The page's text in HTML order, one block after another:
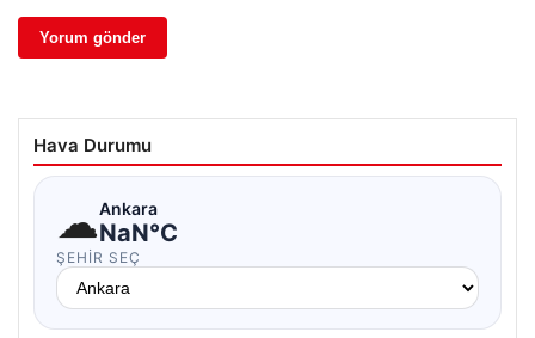
Hava Durumu
☁Ankara
NaN°C
ŞEHIR SEÇ